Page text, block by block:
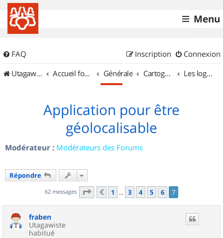
Menu
FAQ Connexion
Inscription
UtagawaVTT (Randos VTT et VTTAE avec traces GPS)
Accueil forum Générale Cartographie et GPS Les logiciels
Application pour être
géolocalisable
Modérateur : Modérateurs des Forums
Répondre
62 messages Page 7sur 7
Précédent
1 … 3 4 5 6 7
fraben
Utagawiste
habitué